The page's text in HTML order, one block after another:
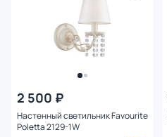
2 500 ₽
Настенный светильник Favourite
Poletta 2129-1W